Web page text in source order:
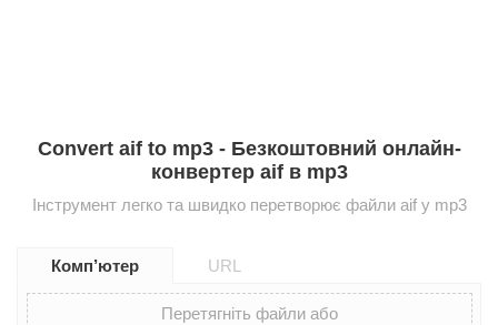
Convert aif to mp3 - Безкоштовний онлайн-
конвертер aif в mp3
Інструмент легко та швидко перетворює файли aif у mp3
Комп’ютер URL
Перетягніть файли або